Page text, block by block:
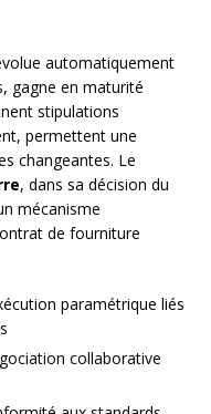
automatiquement
gagne en maturité
stipulations
permettent une
changeantes. Le
, dans sa décision du
mécanisme
de fourniture
paramétrique liés
collaborative